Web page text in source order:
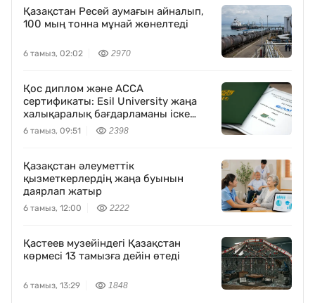
Қазақстан Ресей аумағын айналып,
100 мың тонна мұнай жөнелтеді
6 тамыз, 02:02 2970
Қос диплом және ACCA
сертификаты: Esil University жаңа
халықаралық бағдарламаны іске
қосты
6 тамыз, 09:51 2398
Қазақстан әлеуметтік
қызметкерлердің жаңа буынын
даярлап жатыр
6 тамыз, 12:00 2222
Қастеев музейіндегі Қазақстан
көрмесі 13 тамызға дейін өтеді
6 тамыз, 13:29 1848